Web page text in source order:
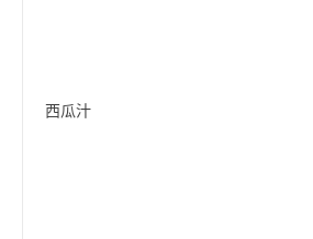
西瓜汁